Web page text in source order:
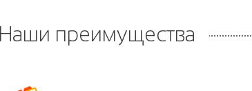
Наши преимущества